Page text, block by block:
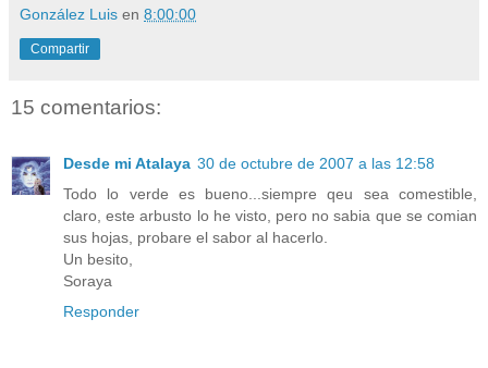
González Luis en 8:00:00
Compartir
15 comentarios:
Desde mi Atalaya 30 de octubre de 2007 a las 12:58
Todo lo verde es bueno...siempre qeu sea comestible,
claro, este arbusto lo he visto, pero no sabia que se comian
sus hojas, probare el sabor al hacerlo.
Un besito,
Soraya
Responder